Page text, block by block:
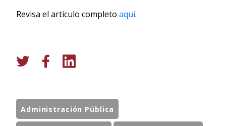
Revisa el artículo completo aquí.
Administración Pública